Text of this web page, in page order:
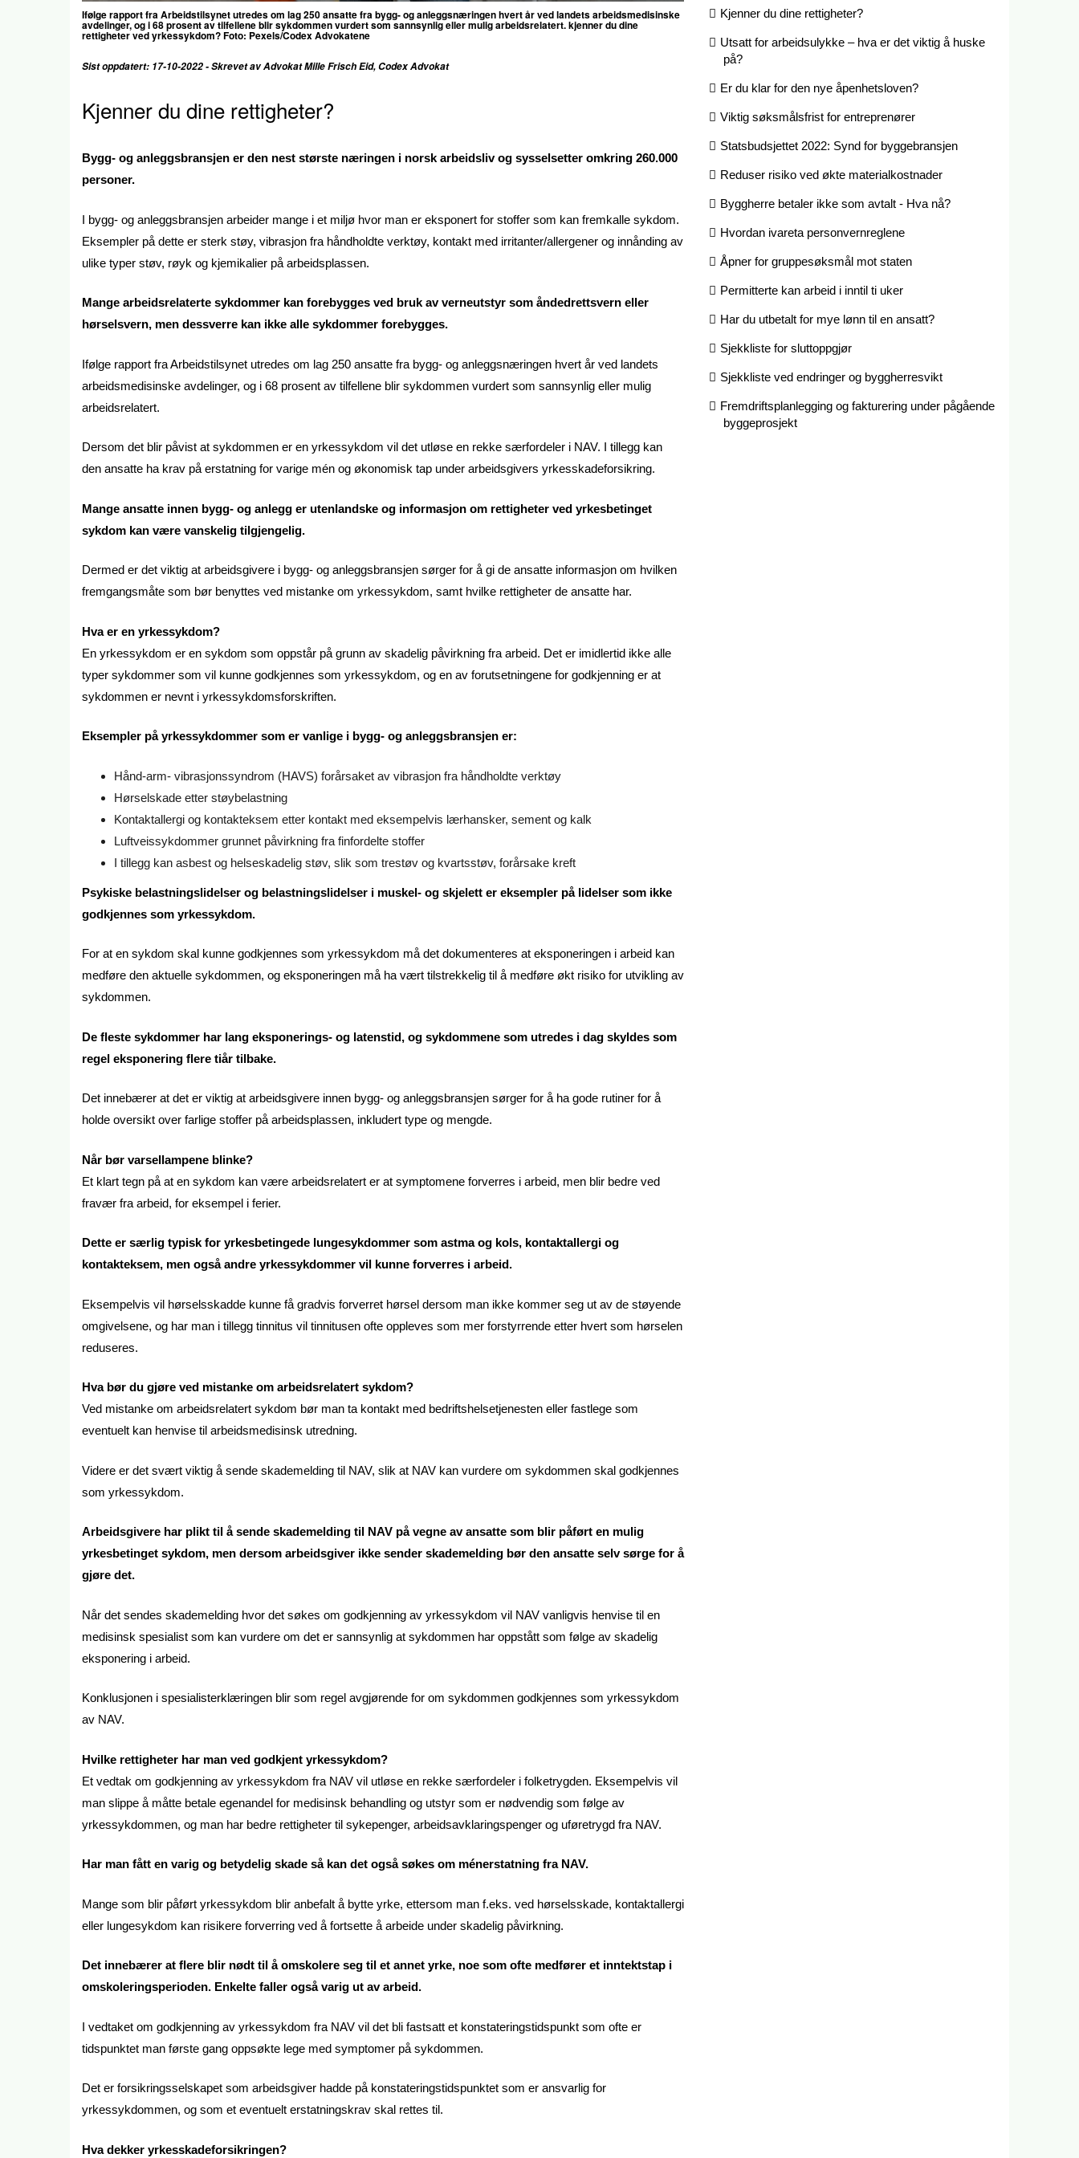
Ifølge rapport fra Arbeidstilsynet utredes om lag 250 ansatte fra bygg- og anleggsnæringen hvert år ved landets arbeidsmedisinske
avdelinger, og i 68 prosent av tilfellene blir sykdommen vurdert som sannsynlig eller mulig arbeidsrelatert. kjenner du dine
rettigheter ved yrkessykdom? Foto: Pexels/Codex Advokatene
Sist oppdatert: 17-10-2022 - Skrevet av Advokat Mille Frisch Eid, Codex Advokat
Kjenner du dine rettigheter?
Bygg- og anleggsbransjen er den nest største næringen i norsk arbeidsliv og sysselsetter omkring 260.000
personer.
I bygg- og anleggsbransjen arbeider mange i et miljø hvor man er eksponert for stoffer som kan fremkalle sykdom.
Eksempler på dette er sterk støy, vibrasjon fra håndholdte verktøy, kontakt med irritanter/allergener og innånding av
ulike typer støv, røyk og kjemikalier på arbeidsplassen.
Mange arbeidsrelaterte sykdommer kan forebygges ved bruk av verneutstyr som åndedrettsvern eller
hørselsvern, men dessverre kan ikke alle sykdommer forebygges.
Ifølge rapport fra Arbeidstilsynet utredes om lag 250 ansatte fra bygg- og anleggsnæringen hvert år ved landets
arbeidsmedisinske avdelinger, og i 68 prosent av tilfellene blir sykdommen vurdert som sannsynlig eller mulig
arbeidsrelatert.
Dersom det blir påvist at sykdommen er en yrkessykdom vil det utløse en rekke særfordeler i NAV. I tillegg kan
den ansatte ha krav på erstatning for varige mén og økonomisk tap under arbeidsgivers yrkesskadeforsikring.
Mange ansatte innen bygg- og anlegg er utenlandske og informasjon om rettigheter ved yrkesbetinget
sykdom kan være vanskelig tilgjengelig.
Dermed er det viktig at arbeidsgivere i bygg- og anleggsbransjen sørger for å gi de ansatte informasjon om hvilken
fremgangsmåte som bør benyttes ved mistanke om yrkessykdom, samt hvilke rettigheter de ansatte har.
Hva er en yrkessykdom?
En yrkessykdom er en sykdom som oppstår på grunn av skadelig påvirkning fra arbeid. Det er imidlertid ikke alle
typer sykdommer som vil kunne godkjennes som yrkessykdom, og en av forutsetningene for godkjenning er at
sykdommen er nevnt i yrkessykdomsforskriften.
Eksempler på yrkessykdommer som er vanlige i bygg- og anleggsbransjen er:
Hånd-arm- vibrasjonssyndrom (HAVS) forårsaket av vibrasjon fra håndholdte verktøy
Hørselskade etter støybelastning
Kontaktallergi og kontakteksem etter kontakt med eksempelvis lærhansker, sement og kalk
Luftveissykdommer grunnet påvirkning fra finfordelte stoffer
I tillegg kan asbest og helseskadelig støv, slik som trestøv og kvartsstøv, forårsake kreft
Psykiske belastningslidelser og belastningslidelser i muskel- og skjelett er eksempler på lidelser som ikke
godkjennes som yrkessykdom.
For at en sykdom skal kunne godkjennes som yrkessykdom må det dokumenteres at eksponeringen i arbeid kan
medføre den aktuelle sykdommen, og eksponeringen må ha vært tilstrekkelig til å medføre økt risiko for utvikling av
sykdommen.
De fleste sykdommer har lang eksponerings- og latenstid, og sykdommene som utredes i dag skyldes som
regel eksponering flere tiår tilbake.
Det innebærer at det er viktig at arbeidsgivere innen bygg- og anleggsbransjen sørger for å ha gode rutiner for å
holde oversikt over farlige stoffer på arbeidsplassen, inkludert type og mengde.
Når bør varsellampene blinke?
Et klart tegn på at en sykdom kan være arbeidsrelatert er at symptomene forverres i arbeid, men blir bedre ved
fravær fra arbeid, for eksempel i ferier.
Dette er særlig typisk for yrkesbetingede lungesykdommer som astma og kols, kontaktallergi og
kontakteksem, men også andre yrkessykdommer vil kunne forverres i arbeid.
Eksempelvis vil hørselsskadde kunne få gradvis forverret hørsel dersom man ikke kommer seg ut av de støyende
omgivelsene, og har man i tillegg tinnitus vil tinnitusen ofte oppleves som mer forstyrrende etter hvert som hørselen
reduseres.
Hva bør du gjøre ved mistanke om arbeidsrelatert sykdom?
Ved mistanke om arbeidsrelatert sykdom bør man ta kontakt med bedriftshelsetjenesten eller fastlege som
eventuelt kan henvise til arbeidsmedisinsk utredning.
Videre er det svært viktig å sende skademelding til NAV, slik at NAV kan vurdere om sykdommen skal godkjennes
som yrkessykdom.
Arbeidsgivere har plikt til å sende skademelding til NAV på vegne av ansatte som blir påført en mulig
yrkesbetinget sykdom, men dersom arbeidsgiver ikke sender skademelding bør den ansatte selv sørge for å
gjøre det.
Når det sendes skademelding hvor det søkes om godkjenning av yrkessykdom vil NAV vanligvis henvise til en
medisinsk spesialist som kan vurdere om det er sannsynlig at sykdommen har oppstått som følge av skadelig
eksponering i arbeid.
Konklusjonen i spesialisterklæringen blir som regel avgjørende for om sykdommen godkjennes som yrkessykdom
av NAV.
Hvilke rettigheter har man ved godkjent yrkessykdom?
Et vedtak om godkjenning av yrkessykdom fra NAV vil utløse en rekke særfordeler i folketrygden. Eksempelvis vil
man slippe å måtte betale egenandel for medisinsk behandling og utstyr som er nødvendig som følge av
yrkessykdommen, og man har bedre rettigheter til sykepenger, arbeidsavklaringspenger og uføretrygd fra NAV.
Har man fått en varig og betydelig skade så kan det også søkes om ménerstatning fra NAV.
Mange som blir påført yrkessykdom blir anbefalt å bytte yrke, ettersom man f.eks. ved hørselsskade, kontaktallergi
eller lungesykdom kan risikere forverring ved å fortsette å arbeide under skadelig påvirkning.
Det innebærer at flere blir nødt til å omskolere seg til et annet yrke, noe som ofte medfører et inntektstap i
omskoleringsperioden. Enkelte faller også varig ut av arbeid.
I vedtaket om godkjenning av yrkessykdom fra NAV vil det bli fastsatt et konstateringstidspunkt som ofte er
tidspunktet man første gang oppsøkte lege med symptomer på sykdommen.
Det er forsikringsselskapet som arbeidsgiver hadde på konstateringstidspunktet som er ansvarlig for
yrkessykdommen, og som et eventuelt erstatningskrav skal rettes til.
Hva dekker yrkesskadeforsikringen?
Kjenner du dine rettigheter?
Utsatt for arbeidsulykke – hva er det viktig å huske
på?
Er du klar for den nye åpenhetsloven?
Viktig søksmålsfrist for entreprenører
Statsbudsjettet 2022: Synd for byggebransjen
Reduser risiko ved økte materialkostnader
Byggherre betaler ikke som avtalt - Hva nå?
Hvordan ivareta personvernreglene
Åpner for gruppesøksmål mot staten
Permitterte kan arbeid i inntil ti uker
Har du utbetalt for mye lønn til en ansatt?
Sjekkliste for sluttoppgjør
Sjekkliste ved endringer og byggherresvikt
Fremdriftsplanlegging og fakturering under pågående
byggeprosjekt